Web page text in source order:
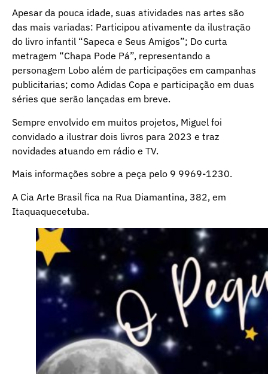
Apesar da pouca idade, suas atividades nas artes são
das mais variadas: Participou ativamente da ilustração
do livro infantil “Sapeca e Seus Amigos”; Do curta
metragem “Chapa Pode Pá”, representando a
personagem Lobo além de participações em campanhas
publicitarias; como Adidas Copa e participação em duas
séries que serão lançadas em breve.
Sempre envolvido em muitos projetos, Miguel foi
convidado a ilustrar dois livros para 2023 e traz
novidades atuando em rádio e TV.
Mais informações sobre a peça pelo 9 9969-1230.
A Cia Arte Brasil fica na Rua Diamantina, 382, em
Itaquaquecetuba.